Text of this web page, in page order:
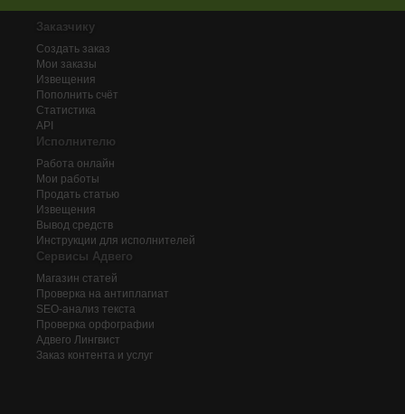
Заказчику
Создать заказ
Мои заказы
Извещения
Пополнить счёт
Статистика
API
Исполнителю
Работа онлайн
Мои работы
Продать статью
Извещения
Вывод средств
Инструкции для исполнителей
Сервисы Адвего
Магазин статей
Проверка на антиплагиат
SEO-анализ текста
Проверка орфографии
Адвего Лингвист
Заказ контента и услуг